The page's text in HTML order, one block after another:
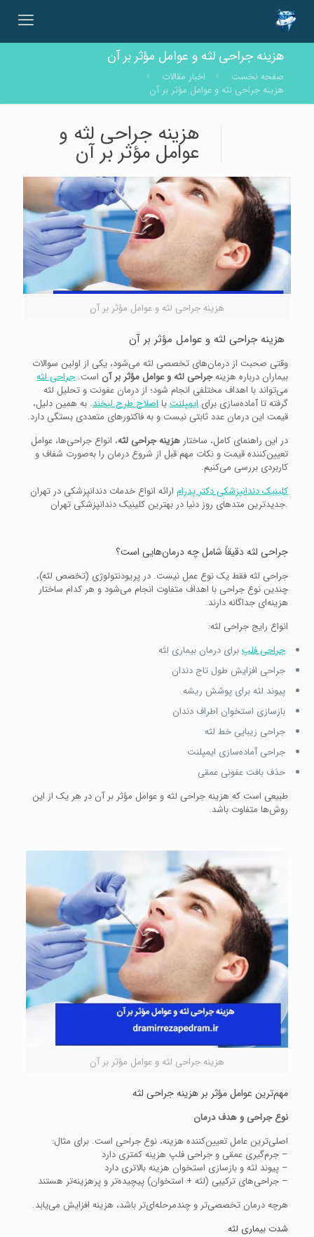
هزینه جراحی لثه و عوامل مؤثر بر آن
صفحه نخست
اخبار مقالات
هزینه جراحی لثه و عوامل مؤثر بر آن
هزینه جراحی لثه و
عوامل مؤثر بر آن
هزینه جراحی لثه و عوامل مؤثر بر آن
هزینه جراحی لثه و عوامل مؤثر بر آن
وقتی صحبت از درمان‌های تخصصی لثه می‌شود، یکی از اولین سوالات
بیماران درباره هزینهجراحی لثه و عوامل مؤثر بر آن است.جراحی لثه
می‌تواند با اهداف مختلفی انجام شود؛ از درمان عفونت و تحلیل لثه
گرفته تا آماده‌سازی برایایمپلنتیااصلاح طرح لبخند. به همین دلیل،
قیمت این درمان عدد ثابتی نیست و به فاکتورهای متعددی بستگی دارد.
در این راهنمای کامل، ساختار هزینه جراحی لثه، انواع جراحی‌ها، عوامل
تعیین‌کننده قیمت و نکات مهم قبل از شروع درمان را به‌صورت شفاف و
کاربردی بررسی می‌کنیم.
کلینیک دندانپزشکی دکتر پدرامارائه انواع خدمات دندانپزشکی در تهران
.جدیدترین متدهای روز دنیا در بهترین کلینیک دندانپزشکی تهران
جراحی لثه دقیقاً شامل چه درمان‌هایی است؟
جراحی لثه فقط یک نوع عمل نیست. در پریودنتولوژی (تخصص لثه)،
چندین نوع جراحی با اهداف متفاوت انجام می‌شود و هر کدام ساختار
هزینه‌ای جداگانه دارند.
انواع رایج جراحی لثه:
جراحی فلپبرای درمان بیماری لثه
جراحی افزایش طول تاج دندان
پیوند لثه برای پوشش ریشه
بازسازی استخوان اطراف دندان
جراحی زیبایی خط لثه
جراحی آماده‌سازی ایمپلنت
حذف بافت عفونی عمقی
طبیعی است که هزینه جراحی لثه و عوامل مؤثر بر آن در هر یک از این
روش‌ها متفاوت باشد.
هزینه جراحی لثه و عوامل مؤثر بر آن
مهم‌ترین عوامل مؤثر بر هزینه جراحی لثه
نوع جراحی و هدف درمان
اصلی‌ترین عامل تعیین‌کننده هزینه، نوع جراحی است. برای مثال:
– جرم‌گیری عمقی و جراحی فلپ هزینه کمتری دارد
– پیوند لثه و بازسازی استخوان هزینه بالاتری دارد
– جراحی‌های ترکیبی (لثه + استخوان) پیچیده‌تر و پرهزینه‌تر هستند
هرچه درمان تخصصی‌تر و چندمرحله‌ای‌تر باشد، هزینه افزایش می‌یابد.
شدت بیماری لثه